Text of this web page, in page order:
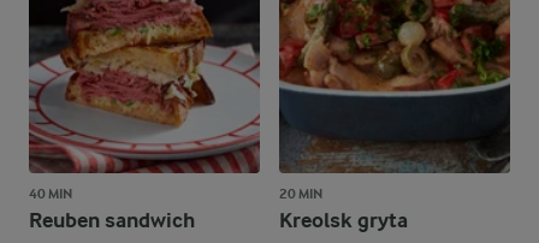
40 MIN
Reuben sandwich
20 MIN
Kreolsk gryta